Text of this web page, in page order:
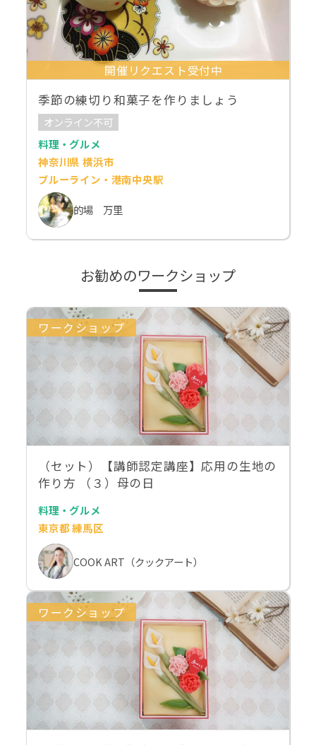
開催リクエスト受付中
季節の練切り和菓子を作りましょう
オンライン不可
料理・グルメ
神奈川県 横浜市
ブルーライン・港南中央駅
的場 万里
お勧めのワークショップ
ワークショップ
（セット）【講師認定講座】応用の生地の
作り方 （３）母の日
料理・グルメ
東京都 練馬区
COOK ART（クックアート）
ワークショップ